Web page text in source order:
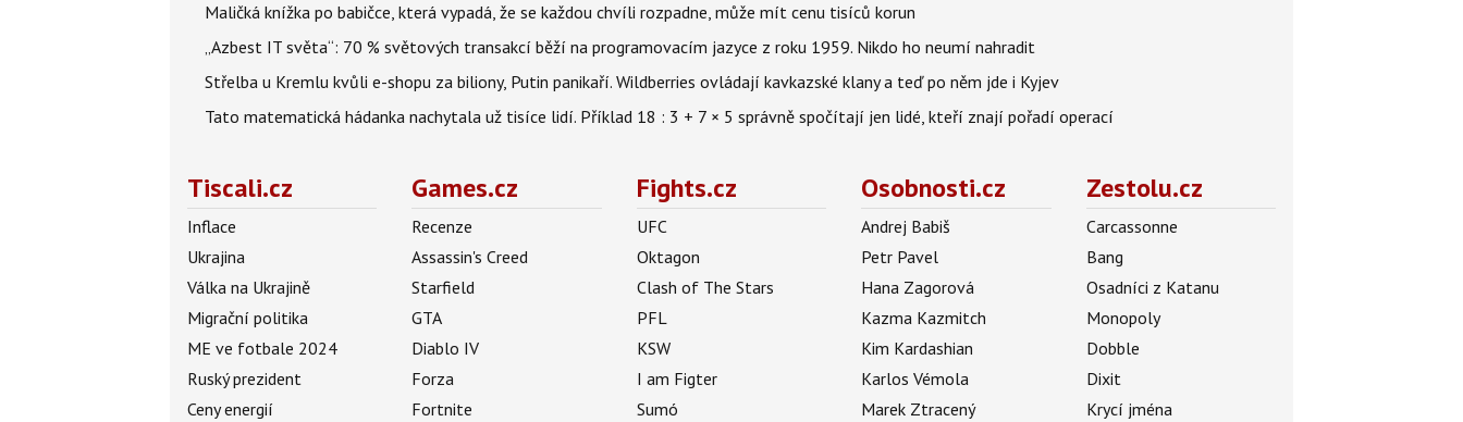
Maličká knížka po babičce, která vypadá, že se každou chvíli rozpadne, může mít cenu tisíců korun
„Azbest IT světa“: 70 % světových transakcí běží na programovacím jazyce z roku 1959. Nikdo ho neumí nahradit
Střelba u Kremlu kvůli e-shopu za biliony, Putin panikaří. Wildberries ovládají kavkazské klany a teď po něm jde i Kyjev
Tato matematická hádanka nachytala už tisíce lidí. Příklad 18 : 3 + 7 × 5 správně spočítají jen lidé, kteří znají pořadí operací
Tiscali.cz
Inflace
Ukrajina
Válka na Ukrajině
Migrační politika
ME ve fotbale 2024
Ruský prezident
Ceny energií
Games.cz
Recenze
Assassin's Creed
Starfield
GTA
Diablo IV
Forza
Fortnite
Fights.cz
UFC
Oktagon
Clash of The Stars
PFL
KSW
I am Figter
Sumó
Osobnosti.cz
Andrej Babiš
Petr Pavel
Hana Zagorová
Kazma Kazmitch
Kim Kardashian
Karlos Vémola
Marek Ztracený
Zestolu.cz
Carcassonne
Bang
Osadníci z Katanu
Monopoly
Dobble
Dixit
Krycí jména